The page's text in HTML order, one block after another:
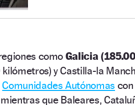
como Galicia
y Castilla-la
Comunidades Autónomas
que Baleares,